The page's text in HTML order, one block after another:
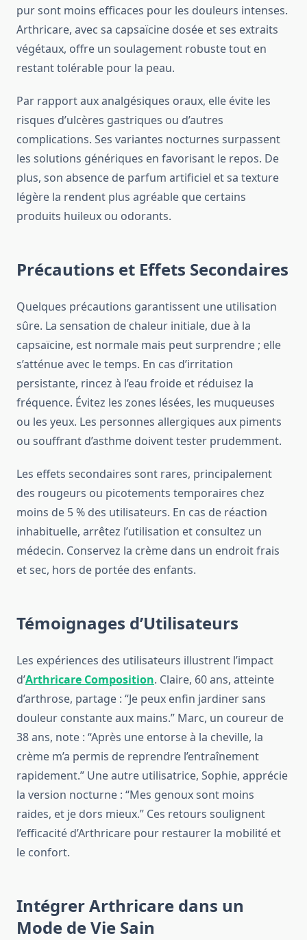
pur sont moins efficaces pour les douleurs intenses.
Arthricare, avec sa capsaïcine dosée et ses extraits
végétaux, offre un soulagement robuste tout en
restant tolérable pour la peau.
Par rapport aux analgésiques oraux, elle évite les
risques d’ulcères gastriques ou d’autres
complications. Ses variantes nocturnes surpassent
les solutions génériques en favorisant le repos. De
plus, son absence de parfum artificiel et sa texture
légère la rendent plus agréable que certains
produits huileux ou odorants.
Précautions et Effets Secondaires
Quelques précautions garantissent une utilisation
sûre. La sensation de chaleur initiale, due à la
capsaïcine, est normale mais peut surprendre ; elle
s’atténue avec le temps. En cas d’irritation
persistante, rincez à l’eau froide et réduisez la
fréquence. Évitez les zones lésées, les muqueuses
ou les yeux. Les personnes allergiques aux piments
ou souffrant d’asthme doivent tester prudemment.
Les effets secondaires sont rares, principalement
des rougeurs ou picotements temporaires chez
moins de 5 % des utilisateurs. En cas de réaction
inhabituelle, arrêtez l’utilisation et consultez un
médecin. Conservez la crème dans un endroit frais
et sec, hors de portée des enfants.
Témoignages d’Utilisateurs
Les expériences des utilisateurs illustrent l’impact
d’Arthricare Composition. Claire, 60 ans, atteinte
d’arthrose, partage : “Je peux enfin jardiner sans
douleur constante aux mains.” Marc, un coureur de
38 ans, note : “Après une entorse à la cheville, la
crème m’a permis de reprendre l’entraînement
rapidement.” Une autre utilisatrice, Sophie, apprécie
la version nocturne : “Mes genoux sont moins
raides, et je dors mieux.” Ces retours soulignent
l’efficacité d’Arthricare pour restaurer la mobilité et
le confort.
Intégrer Arthricare dans un
Mode de Vie Sain